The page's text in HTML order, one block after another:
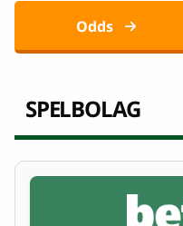
Odds
SPELBOLAG